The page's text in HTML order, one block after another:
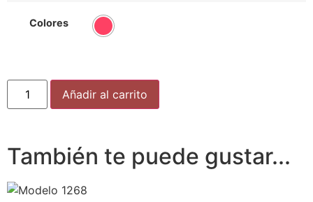
Colores
Añadir al carrito
También te puede gustar...